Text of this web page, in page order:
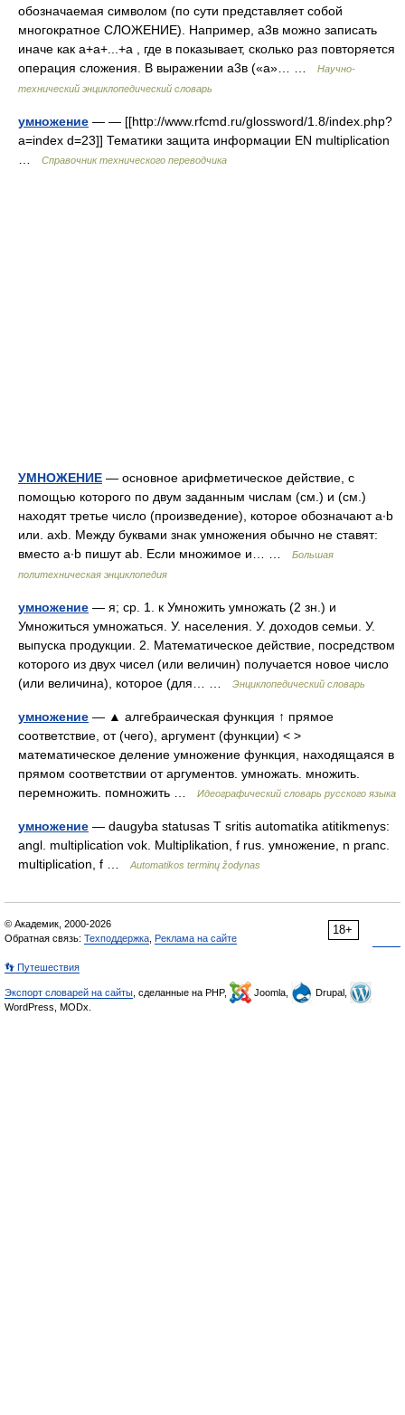
обозначаемая символом (по сути представляет собой
многократное СЛОЖЕНИЕ). Например, a3в можно записать
иначе как а+а+...+а , где в показывает, сколько раз повторяется
операция сложения. В выражении а3в («а»… …
Научно-
технический энциклопедический словарь
умножение — — [[http://www.rfcmd.ru/glossword/1.8/index.php?
a=index d=23]] Тематики защита информации EN multiplication
Справочник технического переводчика
УМНОЖЕНИЕ — основное арифметическое действие, с
помощью которого по двум заданным числам (см.) и (см.)
находят третье число (произведение), которое обозначают а∙b
или. axb. Между буквами знак умножения обычно не ставят:
вместо а∙b пишут ab. Если множимое и… …
Большая
политехническая энциклопедия
умножение — я; ср. 1. к Умножить умножать (2 зн.) и
Умножиться умножаться. У. населения. У. доходов семьи. У.
выпуска продукции. 2. Математическое действие, посредством
которого из двух чисел (или величин) получается новое число
(или величина), которое (для… …
Энциклопедический словарь
умножение — ▲ алгебраическая функция ↑ прямое
соответствие, от (чего), аргумент (функции) < >
математическое деление умножение функция, находящаяся в
прямом соответствии от аргументов. умножать. множить.
перемножить. помножить …
Идеографический словарь русского языка
умножение — daugyba statusas T sritis automatika atitikmenys:
angl. multiplication vok. Multiplikation, f rus. умножение, n pranc.
multiplication, f …
Automatikos terminų žodynas
18+
© Академик, 2000-2026
Обратная связь: Техподдержка Реклама на сайте
👣 Путешествия
Экспорт словарей на сайты , сделанные на PHP, Joomla,
Drupal,
WordPress, MODx.